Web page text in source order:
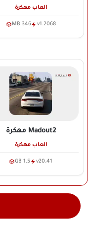
العاب مهكرة
v1.2068
346 MB
Madout2 مهكرة
العاب مهكرة
v20.41
1.5 GB